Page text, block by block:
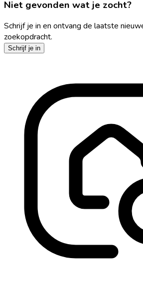
Niet gevonden wat je zocht?
Schrijf je in en ontvang de laatste
zoekopdracht.
Schrijf je in